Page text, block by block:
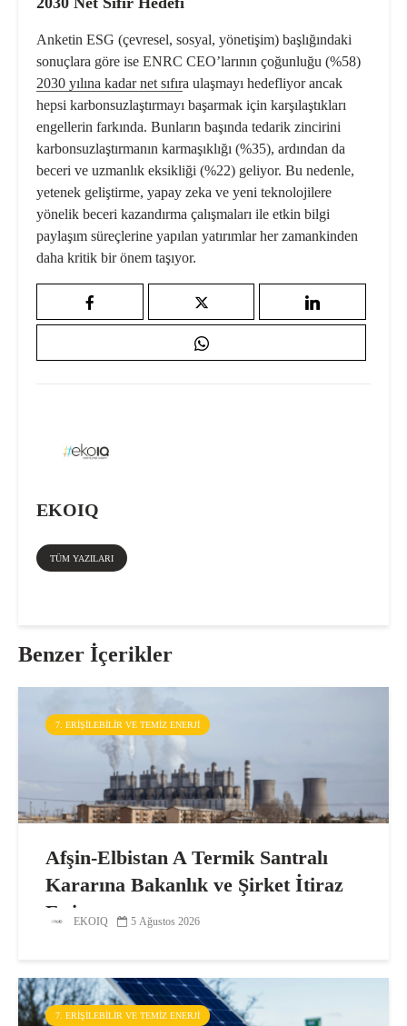
Anketin ESG (çevresel, sosyal, yönetişim) başlığındaki
sonuçlara göre ise ENRC CEO’larının çoğunluğu (%58)
2030 yılına kadarnet sıfıra ulaşmayı hedefliyor ancak
hepsi karbonsuzlaştırmayı başarmak için karşılaştıkları
engellerin farkında. Bunların başında tedarik zincirini
karbonsuzlaştırmanın karmaşıklığı (%35), ardından da
beceri ve uzmanlık eksikliği (%22) geliyor. Bu nedenle,
yetenek geliştirme, yapay zeka ve yeni teknolojilere
yönelik beceri kazandırma çalışmaları ile etkin bilgi
paylaşım süreçlerine yapılan yatırımlar her zamankinden
daha kritik bir önem taşıyor.
EKOIQ
TÜM YAZILARI
Benzer İçerikler
7. ERIŞILEBILIR VE TEMIZ ENERJI
Afşin-Elbistan A Termik Santralı
Kararına Bakanlık ve Şirket İtiraz
EttiEKOIQ 5 Ağustos 2026
7. ERIŞILEBILIR VE TEMIZ ENERJI